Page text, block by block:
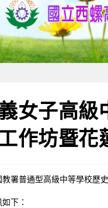
女子高
作坊暨花
署普通型高級中等學校歷
下：